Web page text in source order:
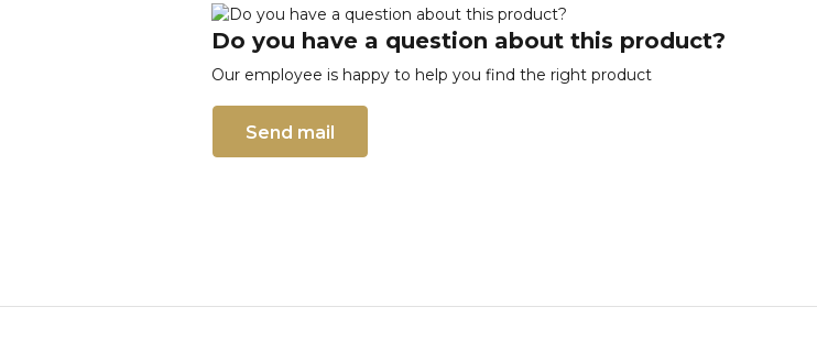
Do you have a question about this product?
Our employee is happy to help you find the right product
Send mail